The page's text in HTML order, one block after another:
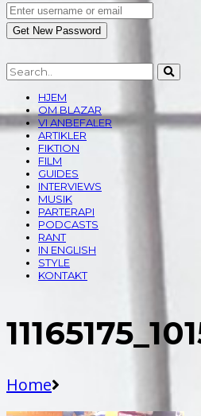
HJEM
OM BLAZAR
VI ANBEFALER
ARTIKLER
FIKTION
FILM
GUIDES
INTERVIEWS
MUSIK
PARTERAPI
PODCASTS
RANT
IN ENGLISH
STYLE
KONTAKT
Home